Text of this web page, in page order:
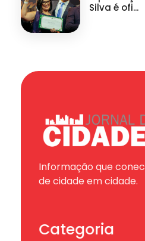
Silva é ofi...
Informação que
de cidade em cidade.
Categoria